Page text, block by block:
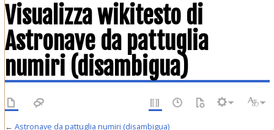
Visualizza wikitesto di
Astronave da pattuglia
numiri (disambigua)
← Astronave da pattuglia numiri (disambigua)